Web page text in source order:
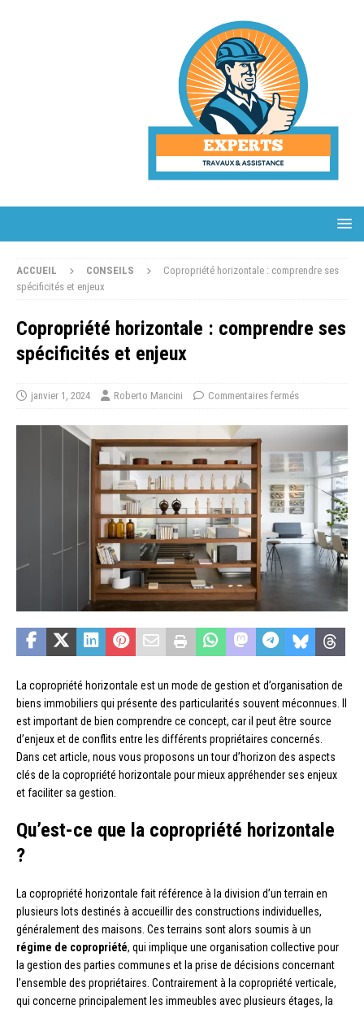
ACCUEIL CONSEILS
Copropriété horizontale : comprendre ses
spécificités et enjeux
Copropriété horizontale : comprendre ses
spécificités et enjeux
janvier 1, 2024 Roberto Mancini Commentaires fermés
La copropriété horizontale est un mode de gestion et d’organisation de
biens immobiliers qui présente des particularités souvent méconnues. Il
est important de bien comprendre ce concept, car il peut être source
d’enjeux et de conflits entre les différents propriétaires concernés.
Dans cet article, nous vous proposons un tour d’horizon des aspects
clés de la copropriété horizontale pour mieux appréhender ses enjeux
et faciliter sa gestion.
Qu’est-ce que la copropriété horizontale
?
La copropriété horizontale fait référence à la division d’un terrain en
plusieurs lots destinés à accueillir des constructions individuelles,
généralement des maisons. Ces terrains sont alors soumis à un
régime de copropriété, qui implique une organisation collective pour
la gestion des parties communes et la prise de décisions concernant
l’ensemble des propriétaires. Contrairement à la copropriété verticale,
qui concerne principalement les immeubles avec plusieurs étages, la